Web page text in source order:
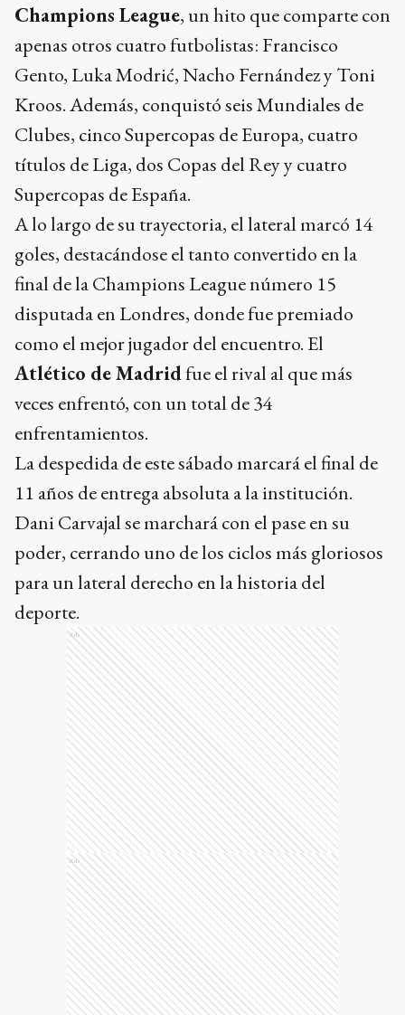
Champions League, un hito que comparte con
apenas otros cuatro futbolistas: Francisco
Gento, Luka Modrić, Nacho Fernández y Toni
Kroos. Además, conquistó seis Mundiales de
Clubes, cinco Supercopas de Europa, cuatro
títulos de Liga, dos Copas del Rey y cuatro
Supercopas de España.
A lo largo de su trayectoria, el lateral marcó 14
goles, destacándose el tanto convertido en la
final de la Champions League número 15
disputada en Londres, donde fue premiado
como el mejor jugador del encuentro. El
Atlético de Madridfue el rival al que más
veces enfrentó, con un total de 34
enfrentamientos.
La despedida de este sábado marcará el final de
11 años de entrega absoluta a la institución.
Dani Carvajal se marchará con el pase en su
poder, cerrando uno de los ciclos más gloriosos
para un lateral derecho en la historia del
deporte.
Ads
Ads